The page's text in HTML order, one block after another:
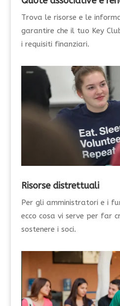
Trova le risorse e le
garantire che il tuo Key
i requisiti finanziari.
Risorse distrettuali
Per gli amministratori e i
ecco cosa vi serve per far
sostenere i soci.